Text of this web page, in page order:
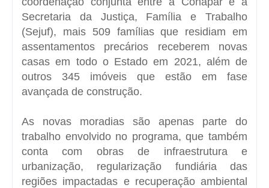
Secretaria da Justiça, Família e Trabalho
(Sejuf), mais 509 famílias que residiam em
assentamentos precários receberem novas
casas em todo o Estado em 2021, além de
outros 345 imóveis que estão em fase
avançada de construção.
As novas moradias são apenas parte do
trabalho envolvido no programa, que também
conta com obras de infraestrutura e
urbanização, regularização fundiária das
regiões impactadas e recuperação ambiental